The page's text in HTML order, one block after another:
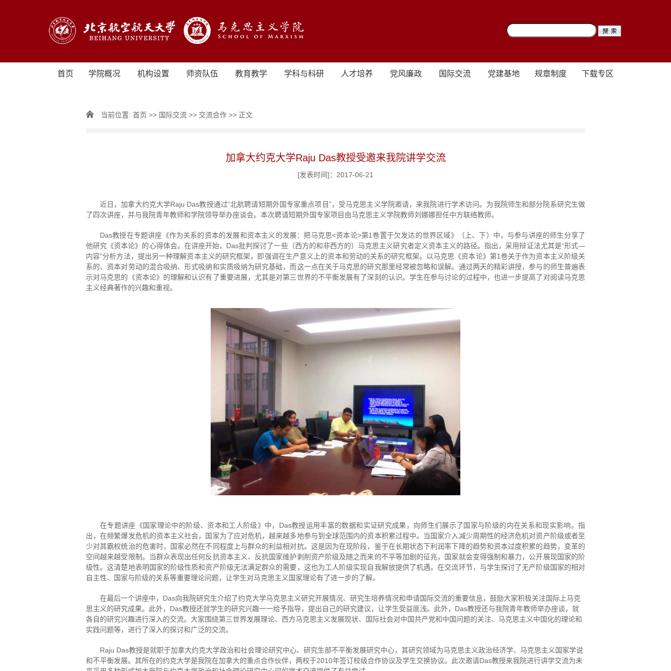
首页 学院概况 机构设置 师资队伍 教育教学 学科与科研 人才培养 党风廉政 国际交流 党建基地 规章制度 下载专区
当前位置: 首页 >> 国际交流 >> 交流合作 >> 正文
加拿大约克大学Raju Das教授受邀来我院讲学交流
[发表时间]：2017-06-21
近日，加拿大约克大学Raju Das教授通过“北航聘请短期外国专家重点项目”，受马克思主义学院邀请，来我院进行学术访问。为我院师生和部分院系研究生做
了四次讲座，并与我院青年教师和学院领导举办座谈会。本次聘请短期外国专家项目由马克思主义学院教师刘娜娜担任中方联络教师。
Das教授在专题讲座《作为关系的资本的发展和资本主义的发展：把马克思<资本论>第1卷置于欠发达的世界区域》（上、下）中，与参与讲座的师生分享了
他研究《资本论》的心得体会。在讲座开始，Das批判探讨了一些（西方的和非西方的）马克思主义研究者定义资本主义的路径。指出，采用辩证法尤其是“形式—
内容”分析方法，提出另一种理解资本主义的研究框架，即强调在生产意义上的资本和劳动的关系的研究框架。以马克思《资本论》第1卷关于作为资本主义阶级关
系的、资本对劳动的混合吸纳、形式吸纳和实质吸纳为研究基础，而这一点在关于马克思的研究那里经常被忽略和误解。通过两天的精彩讲授，参与的师生普遍表
示对马克思的《资本论》的理解和认识有了重要进展，尤其是对第三世界的不平衡发展有了深刻的认识。学生在参与讨论的过程中，也进一步提高了对阅读马克思
主义经典著作的兴趣和重视。
在专题讲座《国家理论中的阶级、资本和工人阶级》中，Das教授运用丰富的数据和实证研究成果，向师生们展示了国家与阶级的内在关系和现实影响。指
出，在频繁爆发危机的资本主义社会，国家为了应对危机，越来越多地参与到全球范围内的资本积累过程中。当国家介入减少周期性的经济危机对资产阶级或者至
少对其霸权统治的危害时，国家必然在不同程度上与群众的利益相对抗。这是因为在现阶段，鉴于在长期状态下利润率下降的趋势和资本过度积累的趋势，变革的
空间越来越受限制。当群众表现出任何反抗资本主义、反抗国家维护剥削资产阶级及随之而来的不平等加剧的征兆，国家就会变得强制和暴力，公开展现国家的阶
级性。这清楚地表明国家的阶级性质和资产阶级无法满足群众的需要，这也为工人阶级实现自我解放提供了机遇。在交流环节，与学生探讨了无产阶级国家的相对
自主性、国家与阶级的关系等重要理论问题，让学生对马克思主义国家理论有了进一步的了解。
在最后一个讲座中，Das向我院研究生介绍了约克大学马克思主义研究开展情况、研究生培养情况和申请国际交流的重要信息，鼓励大家积极关注国际上马克
思主义的研究成果。此外，Das教授还就学生的研究兴趣一一给予指导，提出自己的研究建议，让学生受益匪浅。此外，Das教授还与我院青年教师举办座谈，就
各自的研究兴趣进行深入的交流。大家围绕第三世界发展理论、西方马克思主义发展现状、国际社会对中国共产党和中国问题的关注、马克思主义中国化的理论和
实践问题等，进行了深入的探讨和广泛的交流。
Raju Das教授是就职于加拿大约克大学政治和社会理论研究中心、研究生部不平衡发展研究中心，其研究领域为马克思主义政治经济学、马克思主义国家学说
和不平衡发展。其所在的约克大学是我院在加拿大的重点合作伙伴，两校于2010年签订校级合作协议及学生交换协议。此次邀请Das教授来我院进行讲学交流为未